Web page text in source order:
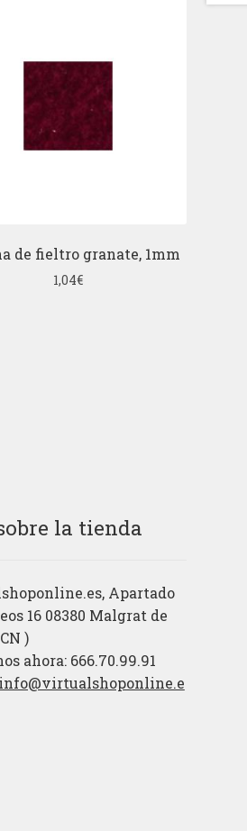
de fieltro granate, 1mm
1,04€
la tienda
Apartado
16 08380 Malgrat de
)
ahora: 666.70.99.91
info@virtualshoponline.e